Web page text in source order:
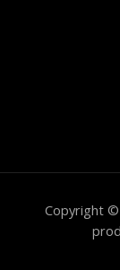
Copyright ©